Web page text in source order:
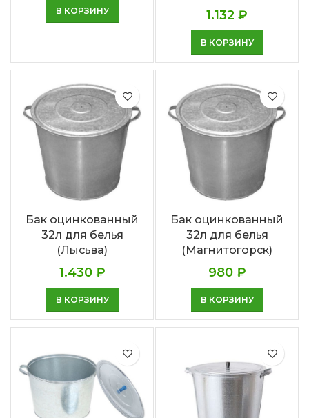
В КОРЗИНУ 1.132 ₽
В КОРЗИНУ
Бак оцинкованный
32л для белья
(Лысьва)
1.430 ₽
В КОРЗИНУ
Бак оцинкованный
32л для белья
(Магнитогорск)
980 ₽
В КОРЗИНУ